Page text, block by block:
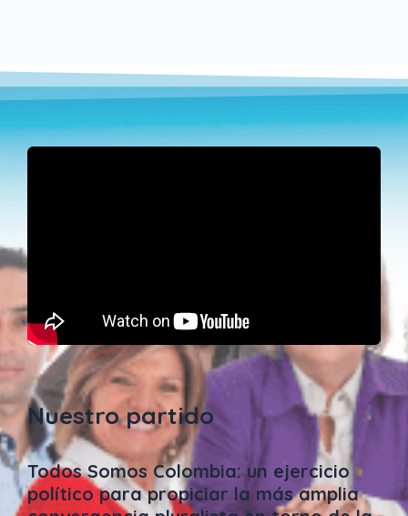
Nuestro partido
Todos Somos Colombia: un ejercicio
político para propiciar la más amplia